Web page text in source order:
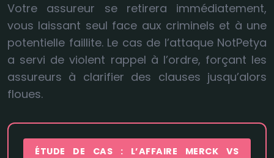
Votre assureur se retirera immédiatement,
vous laissant seul face aux criminels et à une
potentielle faillite. Le cas de l’attaque NotPetya
a servi de violent rappel à l’ordre, forçant les
assureurs à clarifier des clauses jusqu’alors
floues.
ÉTUDE DE CAS : L’AFFAIRE MERCK VS